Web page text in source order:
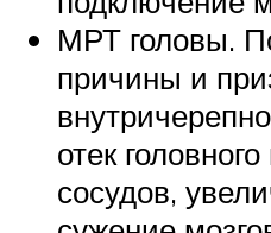
МРТ головы.
причины и
отек
сосудов,